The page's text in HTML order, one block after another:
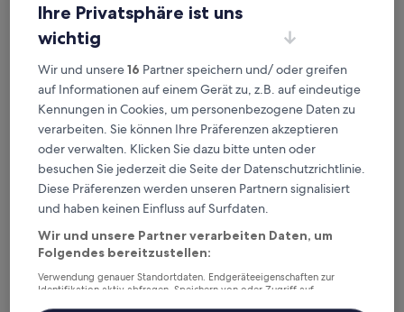
3.0-
Sterne-
Unterkunft
Arashiyama, 0,2 km von Bahnhof Saga-Arashiyama entfernt
von
10,
Außergewöhnlich,
Bewertungen)
Der
Preis
beträgt
70 €
70 €
18. Aug.–19. Aug.
Ryotei Rangetsu
Ihre Privatsphäre ist uns
wichtig
Wir und unsere16 Partner speichern und/ oder greifen
auf Informationen auf einem Gerät zu, z.B. auf eindeutige
Kennungen in Cookies, um personenbezogene Daten zu
verarbeiten. Sie können Ihre Präferenzen akzeptieren
oder verwalten. Klicken Sie dazu bitte unten oder
besuchen Sie jederzeit die Seite der Datenschutzrichtlinie.
Diese Präferenzen werden unseren Partnern signalisiert
und haben keinen Einfluss auf Surfdaten.
Wir und unsere Partner verarbeiten Daten, um
Folgendes bereitzustellen:
Verwendung genauer Standortdaten. Endgeräteeigenschaften zur
Identifikation aktiv abfragen. Speichern von oder Zugriff auf